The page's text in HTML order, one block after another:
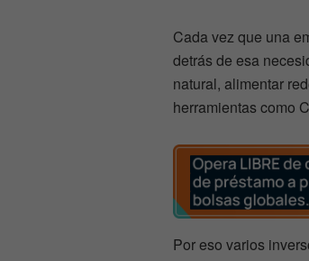
Cada vez que una
detrás de esa
natural, alimentar
herramientas como
Por eso varios